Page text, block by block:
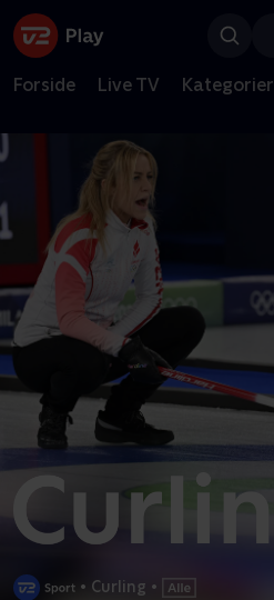
Forside Live TV Kategorier
• Curling •